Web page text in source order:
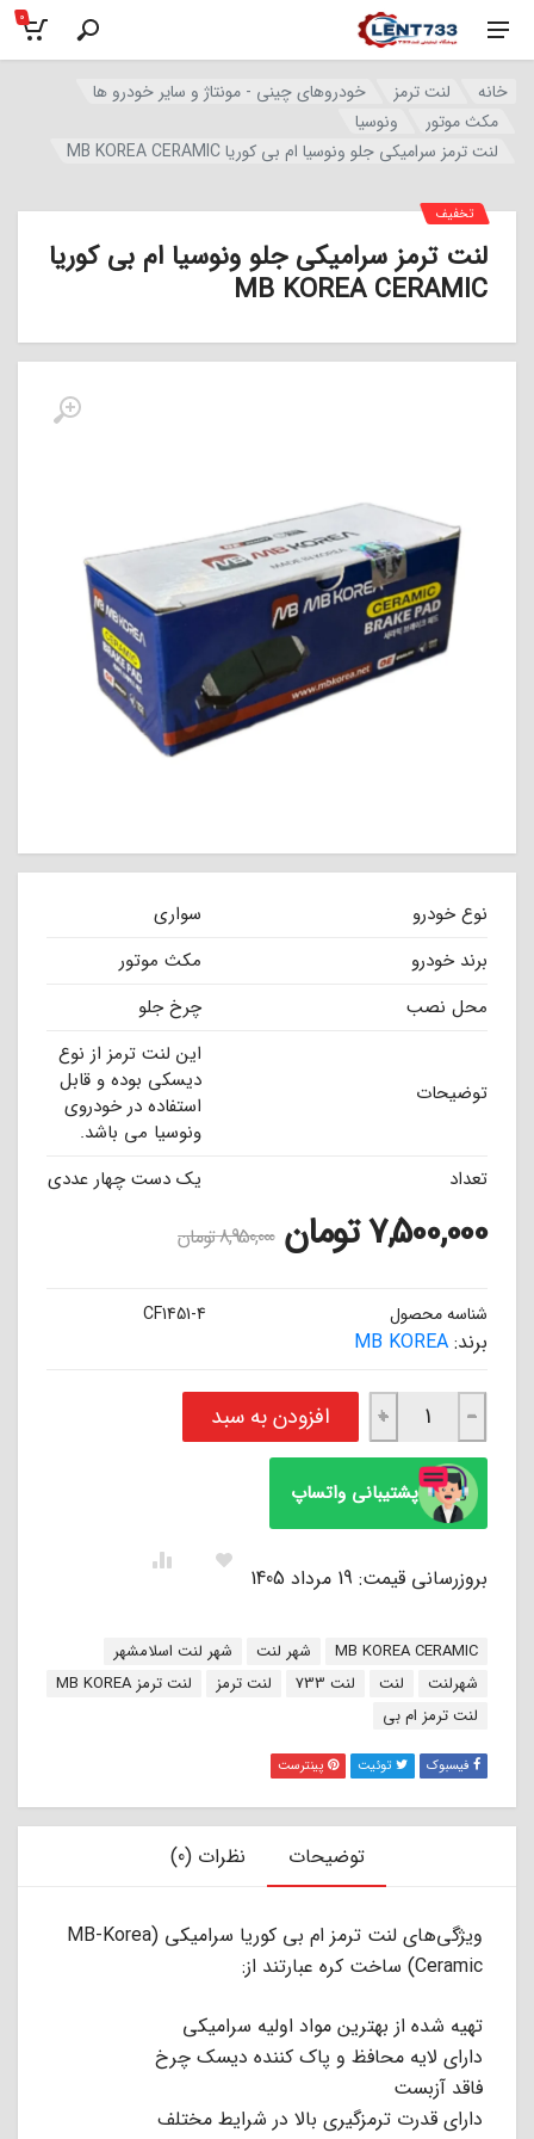
0
خانه لنت ترمز
خودروهای چینی - مونتاژ و سایر خودرو ها
مکث موتور
ونوسیا
لنت ترمز سرامیکی جلو ونوسیا ام بی کوریا MB KOREA CERAMIC
لنت ترمز سرامیکی جلو ونوسیا ام بی کوریا
MB KOREA CERAMIC
نوع خودرو
سواری
برند خودرو
مکث موتور
محل نصب
چرخ جلو
توضیحات
این لنت ترمز از نوع
دیسکی بوده و قابل
استفاده در خودروی
ونوسیا می باشد.
تعداد
یک دست چهار عددی
تخفیف
7,500,000تومان 8,950,000تومان
شناسه محصول CF1451-4
برند: MB KOREA
لنت ترمز سرامیکی جلو ونوسیا ام بی کوریا MB KOREA CERAMIC عدد
−
+ افزودن به سبد
پشتیبانی واتساپ
بروزرسانی قیمت: 19 مرداد 1405
برچسب:
MB KOREA CERAMIC شهر لنت
شهر لنت اسلامشهر
شهرلنت
لنت لنت 733 لنت ترمز
لنت ترمز MB KOREA
لنت ترمز ام بی
فیسبوک توئیت پینترست
توضیحات نظرات (0)
ویژگی‌های لنت ترمز ام بی کوریا سرامیکی (MB-Korea
Ceramic) ساخت کره عبارتند از:
تهیه شده از بهترین مواد اولیه سرامیکی
دارای لایه محافظ و پاک کننده دیسک چرخ
فاقد آزبست
دارای قدرت ترمزگیری بالا در شرایط مختلف